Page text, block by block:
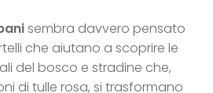
sembra davvero pensato
che aiutano a scoprire le
del bosco e stradine che,
di tulle rosa, si trasformano